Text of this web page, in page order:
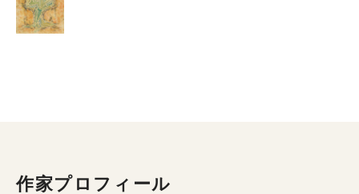
作家プロフィール